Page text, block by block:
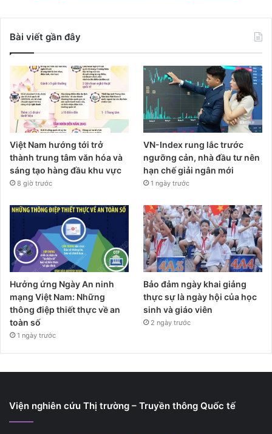
Bài viết gần đây
Việt Nam hướng tới trở
thành trung tâm văn hóa và
sáng tạo hàng đầu khu vực
8 giờ trước
VN-Index rung lắc trước
ngưỡng cản, nhà đầu tư nên
hạn chế giải ngân mới
1 ngày trước
Hưởng ứng Ngày An ninh
mạng Việt Nam: Những
thông điệp thiết thực về an
toàn số
1 ngày trước
Bảo đảm ngày khai giảng
thực sự là ngày hội của học
sinh và giáo viên
2 ngày trước
Viện nghiên cứu Thị trường – Truyền thông Quốc tế